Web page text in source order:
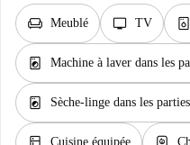
chair Meublé tv TV dishwasher_gen
local_laundry_service Machine à laver dans les
local_laundry_service Sèche-linge dans les
Cuisine équipée